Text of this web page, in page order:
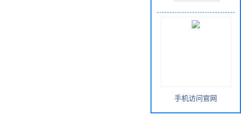
手机访问官网